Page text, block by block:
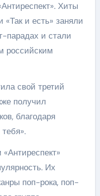
Хиты
и есть» заняли
парадах и стали
российским
свой третий
получил
благодаря
Их
поп-рока, поп-